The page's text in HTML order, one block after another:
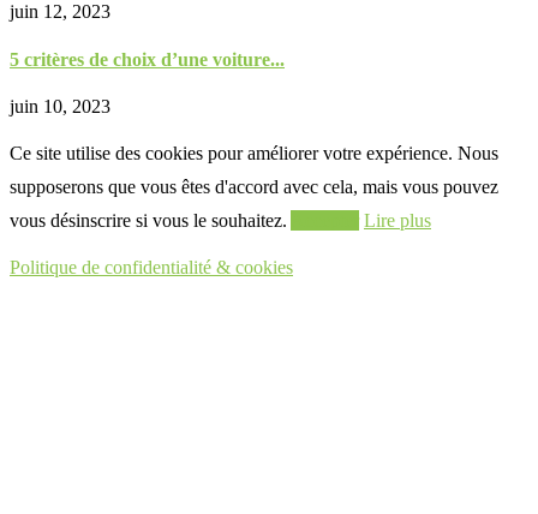
juin 12, 2023
5 critères de choix d’une voiture...
juin 10, 2023
Ce site utilise des cookies pour améliorer votre expérience. Nous
supposerons que vous êtes d'accord avec cela, mais vous pouvez
vous désinscrire si vous le souhaitez.
Lire plus
Politique de confidentialité & cookies